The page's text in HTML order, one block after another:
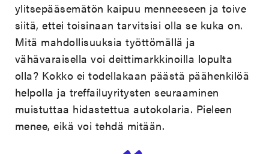
ylitsepääsemätön kaipuu menneeseen ja toive
siitä, ettei toisinaan tarvitsisi olla se kuka on.
Mitä mahdollisuuksia työttömällä ja
vähävaraisella voi deittimarkkinoilla lopulta
olla? Kokko ei todellakaan päästä päähenkilöä
helpolla ja treffailuyritysten seuraaminen
muistuttaa hidastettua autokolaria. Pieleen
menee, eikä voi tehdä mitään.